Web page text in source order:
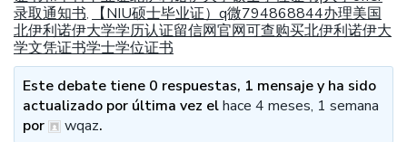
录取通知书,
【NIU硕士毕业证）q微794868844办理美国
北伊利诺伊大学学历认证留信网官网可查购买北伊利诺伊大
学文凭证书学士学位证书
Este debate tiene 0 respuestas, 1 mensaje y ha sido
actualizado por última vez elhace 4 meses, 1 semana
por
wqaz.